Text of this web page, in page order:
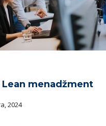
menadžment
2024